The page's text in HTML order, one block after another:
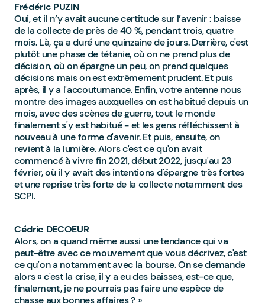
Frédéric PUZIN
Oui, et il n’y avait aucune certitude sur l’avenir : baisse
de la collecte de près de 40 %, pendant trois, quatre
mois. Là, ça a duré une quinzaine de jours. Derrière, c'est
plutôt une phase de tétanie, où on ne prend plus de
décision, où on épargne un peu, on prend quelques
décisions mais on est extrêmement prudent. Et puis
après, il y a l'accoutumance. Enfin, votre antenne nous
montre des images auxquelles on est habitué depuis un
mois, avec des scènes de guerre, tout le monde
finalement s'y est habitué - et les gens réfléchissent à
nouveau à une forme d'avenir. Et puis, ensuite, on
revient à la lumière. Alors c'est ce qu'on avait
commencé à vivre fin 2021, début 2022, jusqu'au 23
février, où il y avait des intentions d'épargne très fortes
et une reprise très forte de la collecte notamment des
SCPI.
Cédric DECOEUR
Alors, on a quand même aussi une tendance qui va
peut-être avec ce mouvement que vous décrivez, c'est
ce qu’on a notamment avec la bourse. On se demande
alors « c'est la crise, il y a eu des baisses, est-ce que,
finalement, je ne pourrais pas faire une espèce de
chasse aux bonnes affaires ? »